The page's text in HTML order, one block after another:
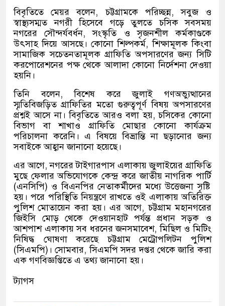
বিবৃতিতে মেয়র বলেন,চট্টগ্রামকে পরিচ্ছন্ন,সবুজ ও
স্বাস্থ্যসম্মত নগরী হিসেবে গড়ে তুলতে চসিক সবসময়
নগরের সৌন্দর্যবর্ধন,সংস্কৃতি ও সৃজনশীল কর্মকাণ্ডকে
উৎসাহ দিয়ে আসছে। কোনো শিল্পকর্ম,শিক্ষামূলক কিংবা
সামাজিক সচেতনতামূলক গ্রাফিতি অপসারণের জন্য সিটি
করপোরেশনের পক্ষ থেকে আলাদা কোনো নির্দেশনা দেওয়া
হয়নি।
তিনি বলেন,বিশেষ করে জুলাই গণঅভ্যুত্থানের
স্মৃতিবিজড়িত গ্রাফিতির মতো গুরুত্বপূর্ণ বিষয় অপসারণের
প্রশ্নই আসে না। বিবৃতিতে আরও বলা হয়,চসিকের কোনো
বিভাগ বা শাখাও গ্রাফিতি মোছার কোনো কার্যক্রম
পরিচালনা করেনি। এ বিষয়ে বিভ্রান্তি না ছড়ানোর জন্য
সবাইকে আহ্বান জানানো হয়েছে।
এর আগে,নগরের টাইগারপাস এলাকায় জুলাইয়ের গ্রাফিতি
মুছে ফেলার অভিযোগকে কেন্দ্র করে জাতীয় নাগরিক পার্টি
(এনসিপি)ও বিএনপির নেতাকর্মীদের মধ্যে উত্তেজনা সৃষ্টি
হয়। পরে পরিস্থিতি নিয়ন্ত্রণে রাখতে ওই এলাকায় অতিরিক্ত
পুলিশ মোতায়েন করা হয়। এর আগে,চট্টগ্রাম মহানগরের
জিইসি মোড় থেকে দেওয়ানহাট পর্যন্ত প্রধান সড়ক ও
আশপাশ এলাকায় সব ধরনের জনসমাবেশ,মিছিল ও মিটিং
নিষিদ্ধ ঘোষণা করেছে চট্টগ্রাম মেট্রোপলিটন পুলিশ
(সিএমপি) ।সোমবার,সিএমপি সদর দপ্তর থেকে জারি করা
এক গণবিজ্ঞপ্তিতে এ তথ্য জানানো হয়।
ট্যাগস